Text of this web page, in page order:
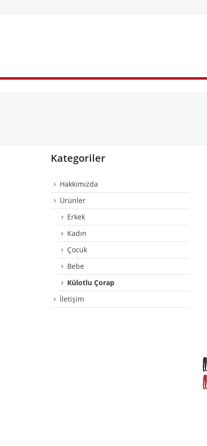
Kategoriler
Hakkımızda
Ürünler
Erkek
Kadın
Çocuk
Bebe
Külotlu Çorap
İletişim